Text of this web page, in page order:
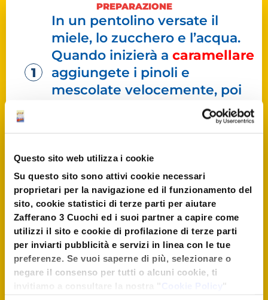
Questo sito web utilizza i cookie
Su questo sito sono attivi cookie necessari
proprietari per la navigazione ed il funzionamento del
sito, cookie statistici di terze parti per aiutare
Zafferano 3 Cuochi ed i suoi partner a capire come
utilizzi il sito e cookie di profilazione di terze parti
per inviarti pubblicità e servizi in linea con le tue
preferenze. Se vuoi saperne di più, selezionare o
negare il consenso per tutti o alcuni cookie, ti
invitiamo a consultare la nostra "
"
PREPARAZIONE
In un pentolino versate il
miele, lo zucchero e l’acqua.
Quando inizierà a caramellare
aggiungete i pinoli e
mescolate velocemente, poi
versate il composto su della
carta forno e fate raffreddare.
Spezzettate il croccante
tenetene da parte una piccola
parte efrullateil resto per
qualche minuto. Il risultato
dovrà essereliscio, semi-
liquido e senza grumi.
Lavorate lacrema, ottenuta